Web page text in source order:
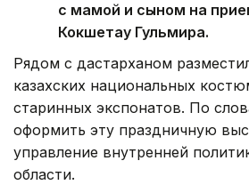
с мамой и сыном на
Кокшетау Гульмира.
Рядом с дастарханом
казахских национальных
старинных экспонатов. По
оформить эту праздничную
управление внутренней
области.